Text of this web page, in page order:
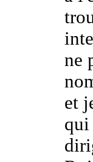
ne
et
qui